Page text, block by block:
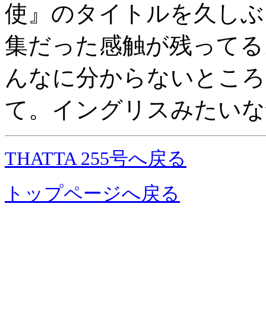
使』のタイトルを久し
集だった感触が残って
んなに分からないとこ
て。イングリスみたい
THATTA 255号へ戻る
トップページへ戻る